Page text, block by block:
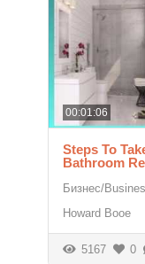
00:01:06
Steps To
Bathroom
Бизнес/
Howard Booe
5167 0